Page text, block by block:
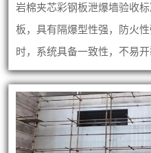
岩棉夹芯彩钢板泄爆墙验收
板，具有隔爆型性强，防火
时，系统具备一致性，不易